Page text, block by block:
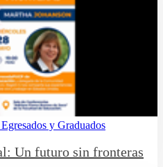
y Graduados
Un futuro sin fronteras